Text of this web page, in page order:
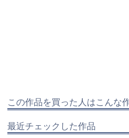
この作品を買った人はこんな
最近チェックした作品